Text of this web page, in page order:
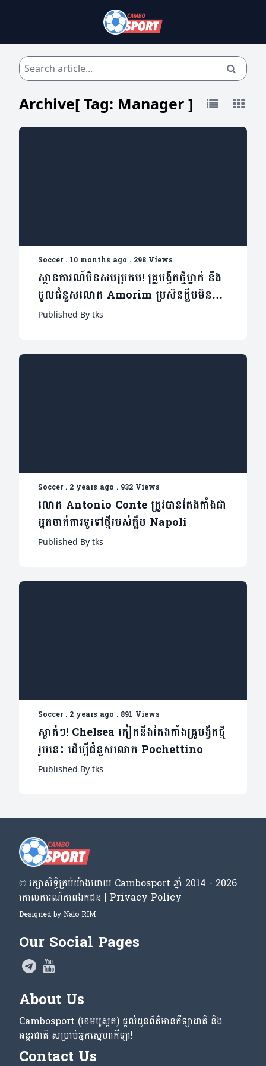
Archive[ Tag: Manager ]
Soccer. 10 months ago . 298 Views
ស្ថានការណ៍មិនសមប្រកប! គ្រូបង្វឹកថ្មីម្នាក់ នឹង
ចូលជំនួសលោក Amorim ប្រសិនក្លឹបមិនធ្វើ
រឿងមួយនេះ
Published By tks
Soccer. 2 years ago . 932 Views
លោក Antonio Conte ត្រូវបានតែងតាំងជា
អ្នកចាត់ការទូទៅថ្មីរបស់ក្លឹប Napoli
Published By tks
Soccer. 2 years ago . 891 Views
ស្ងាត់ៗ! Chelsea កៀកនឹងតែងតាំងគ្រូបង្វឹកថ្មី
រូបនេះ ដើម្បីជំនួសលោក Pochettino
Published By tks
© រក្សា​សិទ្ធិ​គ្រប់​យ៉ាង​ដោយ​ Cambosport ឆ្នាំ 2014 - 2026
គោលការណ៍​ភាព​ឯកជន | Privacy Policy
Designed by Nalo RIM
Our Social Pages
About Us
Cambosport (ខេមបូស្ពត) ផ្តល់ជូនព័ត៌មានកីឡាជាតិ និង
អន្តរជាតិ សម្រាប់អ្នកស្នេហាកីឡា!
Contact Us